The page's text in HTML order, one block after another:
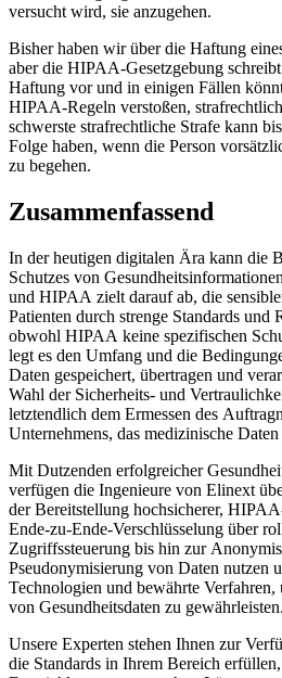
versucht wird, sie anzugehen.
Bisher haben wir über die Haftung
aber die HIPAA-Gesetzgebung
Haftung vor und in einigen Fällen
HIPAA-Regeln verstoßen,
schwerste strafrechtliche Strafe kann
Folge haben, wenn die Person
zu begehen.
Zusammenfassend
In der heutigen digitalen Ära kann die
Schutzes von
und HIPAA zielt darauf ab, die
Patienten durch strenge Standards und
obwohl HIPAA keine spezifischen
legt es den Umfang und die
Daten gespeichert, übertragen und
Wahl der Sicherheits- und
letztendlich dem Ermessen des
Unternehmens, das medizinische
Mit Dutzenden erfolgreicher
verfügen die Ingenieure von Elinext
der Bereitstellung hochsicherer,
Ende-zu-Ende-Verschlüsselung über
Zugriffssteuerung bis hin zur
Pseudonymisierung von Daten nutzen
Technologien und bewährte Verfahren,
von Gesundheitsdaten zu gewährleisten.
Unsere Experten stehen Ihnen zur
die Standards in Ihrem Bereich